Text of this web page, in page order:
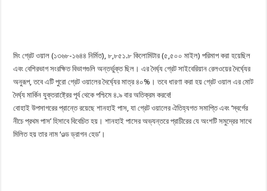
মিং গ্রেট ওয়াল (১৩৬৮-১৬৪৪ নির্মিত), ৮,৮৫১.৮ কিলোমিটার (৫,৫০০ মাইল) পরিমাপ করা হয়েছিল
এবং বেশিরভাগ সংরক্ষিত বিভাগগুলি অন্তর্ভুক্ত ছিল। এর দৈর্ঘ্য গ্রেট সাইবেরিয়ান রেলওয়ের দৈর্ঘ্যের
অনুরূপ, তবে এটি পুরো গ্রেট ওয়ালের দৈর্ঘ্যের মাত্র ৪০%। তবে ধারণা করা হয় গ্রেট ওয়াল এর মোট
দৈর্ঘ্য মার্কিন যুক্তরাষ্ট্রের পূর্ব থেকে পশ্চিমে ৪.৯ বার অতিক্রম করবে!
বোহাই উপসাগরের প্রান্তে রয়েছে শানহাই পাস, যা গ্রেট ওয়ালের ঐতিহ্যগত সমাপ্তি এবং ‘স্বর্গের
নীচে প্রথম পাস’ হিসাবে বিবেচিত হয়। শানহাই পাসের অভ্যন্তরে প্রাচীরের যে অংশটি সমুদ্রের সাথে
মিলিত হয় তার নাম ‘ওল্ড ড্রাগন হেড’।